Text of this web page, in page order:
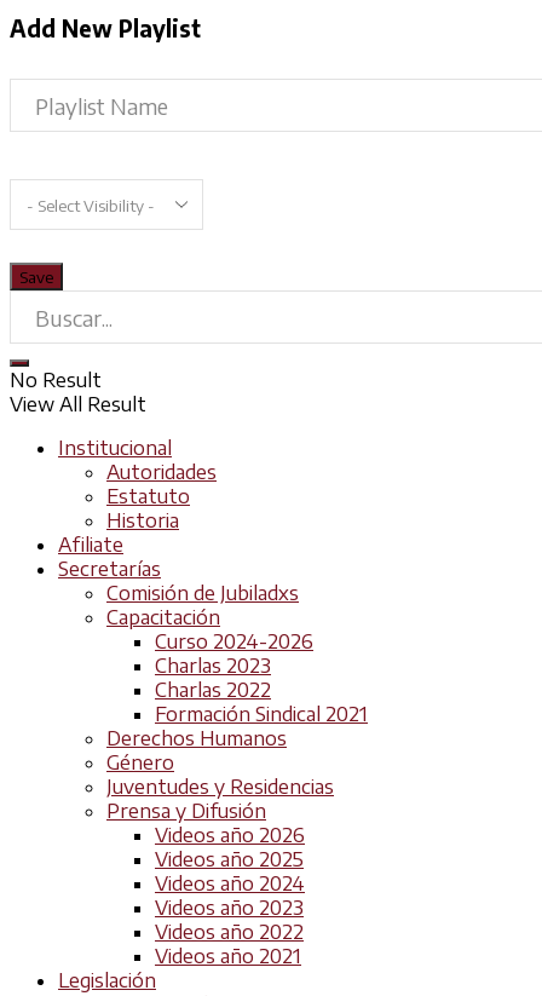
Add New Playlist
No Result
View All Result
Institucional
Autoridades
Estatuto
Historia
Afiliate
Secretarías
Comisión de Jubiladxs
Capacitación
Curso 2024-2026
Charlas 2023
Charlas 2022
Formación Sindical 2021
Derechos Humanos
Género
Juventudes y Residencias
Prensa y Difusión
Videos año 2026
Videos año 2025
Videos año 2024
Videos año 2023
Videos año 2022
Videos año 2021
Legislación